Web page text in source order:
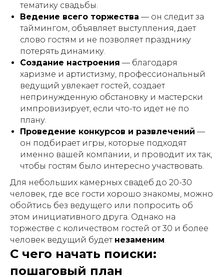
тематику свадьбы.
Ведение всего торжества — он следит за
таймингом, объявляет выступления, дает
слово гостям и не позволяет празднику
потерять динамику.
Создание настроения — благодаря
харизме и артистизму, профессиональный
ведущий увлекает гостей, создает
непринужденную обстановку и мастерски
импровизирует, если что-то идет не по
плану.
Проведение конкурсов и развлечений —
он подбирает игры, которые подходят
именно вашей компании, и проводит их так,
чтобы гостям было интересно участвовать.
Для небольших камерных свадеб до 20-30
человек, где все гости хорошо знакомы, можно
обойтись без ведущего или попросить об
этом инициативного друга. Однако на
торжестве с количеством гостей от 30 и более
человек ведущий будет незаменим.
С чего начать поиски:
пошаговый план